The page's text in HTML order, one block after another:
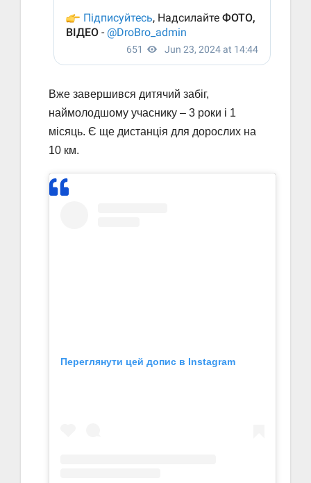
Вже завершився дитячий забіг,
наймолодшому учаснику – 3 роки і 1
місяць. Є ще дистанція для дорослих на
10 км.
Переглянути цей допис в Instagram